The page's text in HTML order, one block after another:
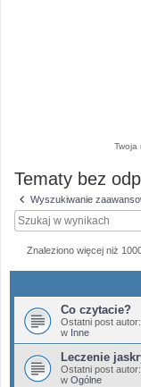
Twoja
Tematy bez
Wyszukiwanie
Znaleziono więcej niż
Co czytacie?
Ostatni post autor:
w Inne
Leczenie
Ostatni post autor:
w Ogólne